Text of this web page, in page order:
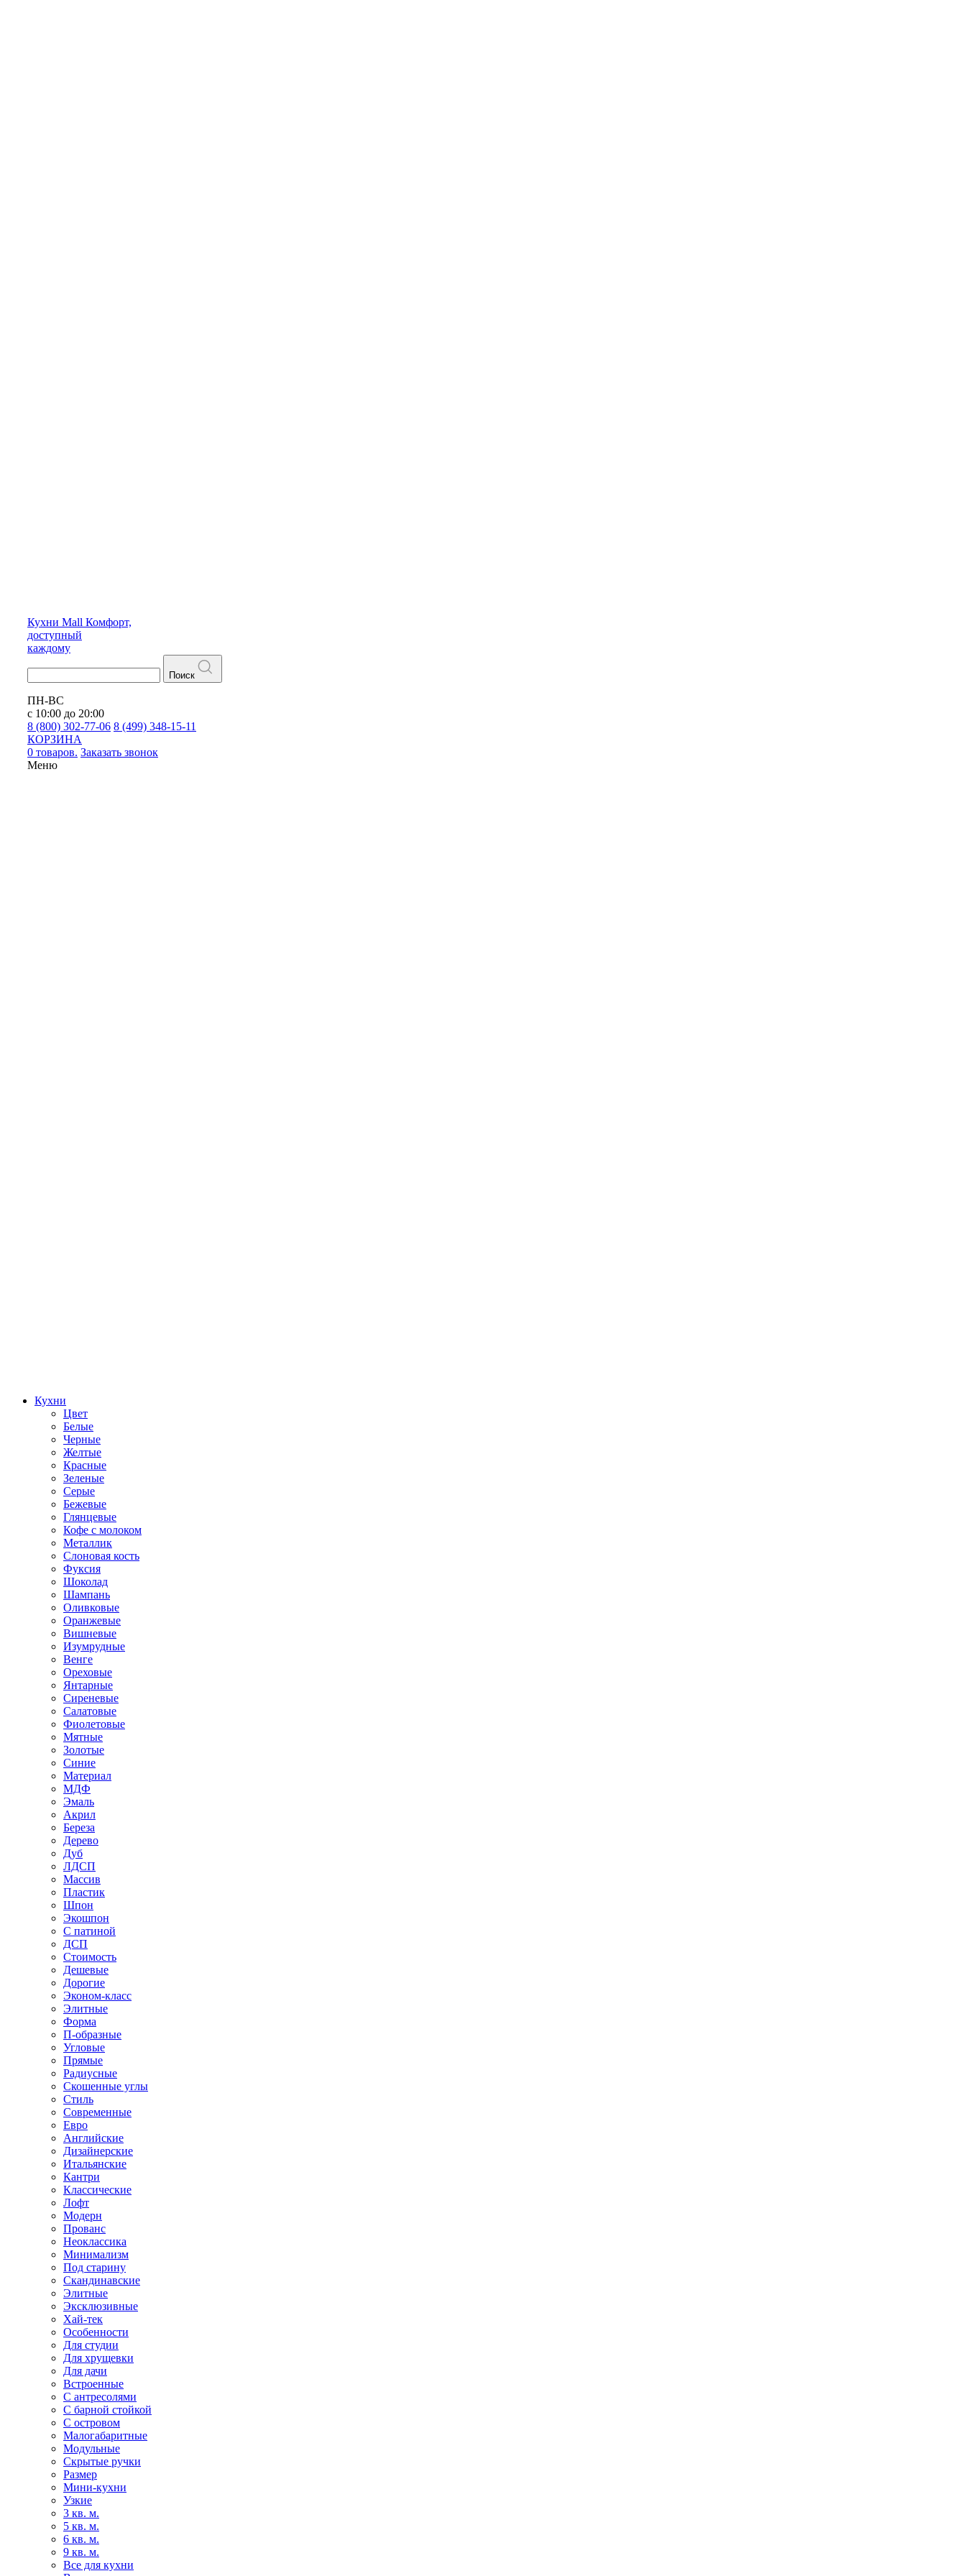
Кухни Mall Комфорт,
доступный
каждому
Поиск
ПН-ВС
с 10:00 до 20:00
8 (800) 302-77-06 8 (499) 348-15-11
КОРЗИНА
0 товаров. Заказать звонок
Меню
Кухни
Цвет
Белые
Черные
Желтые
Красные
Зеленые
Серые
Бежевые
Глянцевые
Кофе с молоком
Металлик
Слоновая кость
Фуксия
Шоколад
Шампань
Оливковые
Оранжевые
Вишневые
Изумрудные
Венге
Ореховые
Янтарные
Сиреневые
Салатовые
Фиолетовые
Мятные
Золотые
Синие
Материал
МДФ
Эмаль
Акрил
Береза
Дерево
Дуб
ЛДСП
Массив
Пластик
Шпон
Экошпон
С патиной
ДСП
Стоимость
Дешевые
Дорогие
Эконом-класс
Элитные
Форма
П-образные
Угловые
Прямые
Радиусные
Скошенные углы
Стиль
Современные
Евро
Английские
Дизайнерские
Итальянские
Кантри
Классические
Лофт
Модерн
Прованс
Неоклассика
Минимализм
Под старину
Скандинавские
Элитные
Эксклюзивные
Хай-тек
Особенности
Для студии
Для хрущевки
Для дачи
Встроенные
С антресолями
С барной стойкой
С островом
Малогабаритные
Модульные
Скрытые ручки
Размер
Мини-кухни
Узкие
3 кв. м.
5 кв. м.
6 кв. м.
9 кв. м.
Все для кухни